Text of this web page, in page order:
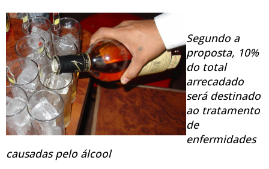
Segundo a
proposta, 10%
do total
arrecadado
será destinado
ao tratamento
de
enfermidades
causadas pelo álcool